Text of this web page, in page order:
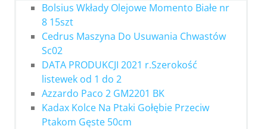
Bolsius Wkłady Olejowe Momento Białe nr
8 15szt
Cedrus Maszyna Do Usuwania Chwastów
Sc02
DATA PRODUKCJI 2021 r.Szerokość
listewek od 1 do 2
Azzardo Paco 2 GM2201 BK
Kadax Kolce Na Ptaki Gołębie Przeciw
Ptakom Gęste 50cm